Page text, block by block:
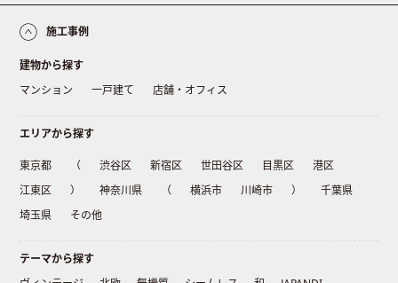
施工事例
建物から探す
マンション
一戸建て 店舗・オフィス
エリアから探す
東京都 （ 渋谷区 新宿区 世田谷区 目黒区
港区
江東区
） 神奈川県 （ 横浜市 川崎市 ）
千葉県
埼玉県
その他
テーマから探す